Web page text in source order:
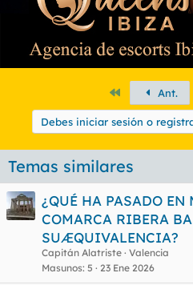
PrimeroAnt.
Debes iniciar sesión o
Temas similares
¿QUÉ HA PASADO EN
COMARCA RIBERA
SUÆQUIVALENCIA?
Capitán Alatriste Valencia
Masunos 5 23 Ene 2026